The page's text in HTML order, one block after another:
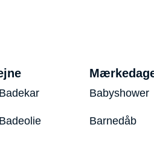
Babyshower
Barnedåb